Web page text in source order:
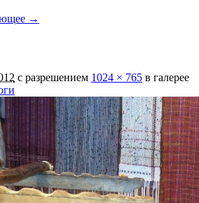
→
с разрешением 1024 × 765 в галерее